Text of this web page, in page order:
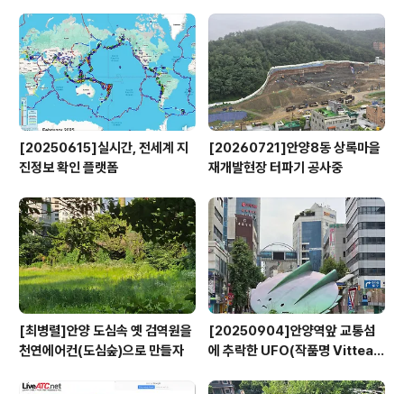
[20250615]실시간, 전세계 지
진정보 확인 플랫폼
[20260721]안양8동 상록마을
재개발현장 터파기 공사중
[최병렬]안양 도심속 옛 검역원을
천연에어컨(도심숲)으로 만들자
[20250904]안양역앞 교통섬
에 추락한 UFO(작품명 Vitteau